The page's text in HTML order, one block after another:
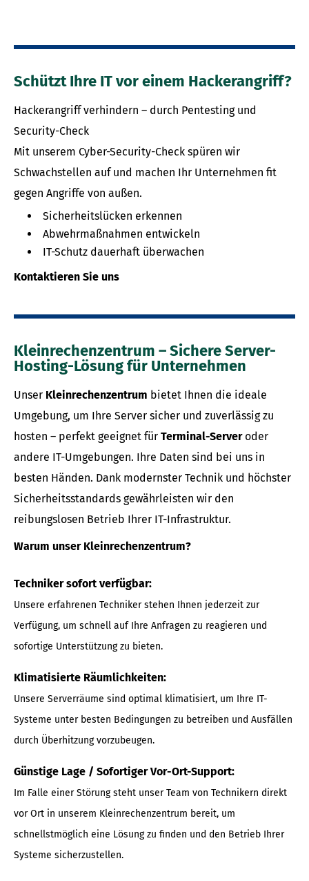
Schützt Ihre IT vor einem Hackerangriff?
Hackerangriff verhindern – durch Pentesting und
Security-Check
Mit unserem Cyber-Security-Check spüren wir
Schwachstellen auf und machen Ihr Unternehmen fit
gegen Angriffe von außen.
Sicherheitslücken erkennen
Abwehrmaßnahmen entwickeln
IT-Schutz dauerhaft überwachen
Kontaktieren Sie uns
Kleinrechenzentrum – Sichere Server-
Hosting-Lösung für Unternehmen
Unser Kleinrechenzentrum bietet Ihnen die ideale
Umgebung, um Ihre Server sicher und zuverlässig zu
hosten – perfekt geeignet für Terminal-Serveroder
andere IT-Umgebungen. Ihre Daten sind bei uns in
besten Händen. Dank modernster Technik und höchster
Sicherheitsstandards gewährleisten wir den
reibungslosen Betrieb Ihrer IT-Infrastruktur.
Warum unser Kleinrechenzentrum?
Techniker sofort verfügbar:
Unsere erfahrenen Techniker stehen Ihnen jederzeit zur
Verfügung, um schnell auf Ihre Anfragen zu reagieren und
sofortige Unterstützung zu bieten.
Klimatisierte Räumlichkeiten:
Unsere Serverräume sind optimal klimatisiert, um Ihre IT-
Systeme unter besten Bedingungen zu betreiben und Ausfällen
durch Überhitzung vorzubeugen.
Günstige Lage / Sofortiger Vor-Ort-Support:
Im Falle einer Störung steht unser Team von Technikern direkt
vor Ort in unserem Kleinrechenzentrum bereit, um
schnellstmöglich eine Lösung zu finden und den Betrieb Ihrer
Systeme sicherzustellen.